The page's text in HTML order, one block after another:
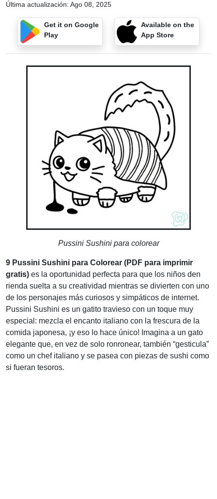
Última actualización: Ago 08, 2025
Get it on Google
Play
Available on the
App Store
Pussini Sushini para colorear
9 Pussini Sushini para Colorear (PDF para imprimir
gratis) es la oportunidad perfecta para que los niños den
rienda suelta a su creatividad mientras se divierten con uno
de los personajes más curiosos y simpáticos de internet.
Pussini Sushini es un gatito travieso con un toque muy
especial: mezcla el encanto italiano con la frescura de la
comida japonesa, ¡y eso lo hace único! Imagina a un gato
elegante que, en vez de solo ronronear, también “gesticula”
como un chef italiano y se pasea con piezas de sushi como
si fueran tesoros.